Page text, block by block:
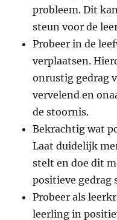
probleem. Dit
steun voor de
Probeer in de
verplaatsen.
onrustig gedrag
vervelend en
de stoornis.
Bekrachtig wat
Laat duidelijk
stelt en doe dit
positieve gedrag
Probeer als
leerling in